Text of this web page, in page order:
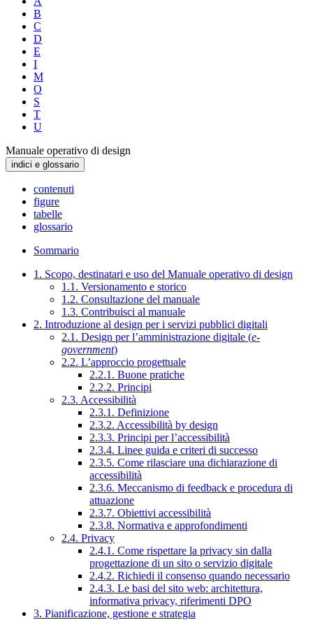
B
C
D
E
I
M
O
S
T
U
Manuale operativo di design
indici e glossario
contenuti
figure
tabelle
glossario
Sommario
1. Scopo, destinatari e uso del Manuale operativo di design
1.1. Versionamento e storico
1.2. Consultazione del manuale
1.3. Contribuisci al manuale
2. Introduzione al design per i servizi pubblici digitali
2.1. Design per l’amministrazione digitale (e-
government)
2.2. L’approccio progettuale
2.2.1. Buone pratiche
2.2.2. Principi
2.3. Accessibilità
2.3.1. Definizione
2.3.2. Accessibilità by design
2.3.3. Principi per l’accessibilità
2.3.4. Linee guida e criteri di successo
2.3.5. Come rilasciare una dichiarazione di
accessibilità
2.3.6. Meccanismo di feedback e procedura di
attuazione
2.3.7. Obiettivi accessibilità
2.3.8. Normativa e approfondimenti
2.4. Privacy
2.4.1. Come rispettare la privacy sin dalla
progettazione di un sito o servizio digitale
2.4.2. Richiedi il consenso quando necessario
2.4.3. Le basi del sito web: architettura,
informativa privacy, riferimenti DPO
3. Pianificazione, gestione e strategia